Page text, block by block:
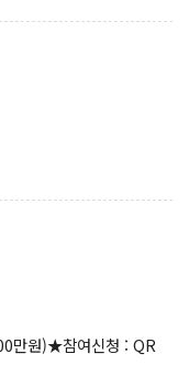
만원)★참여신청 : QR